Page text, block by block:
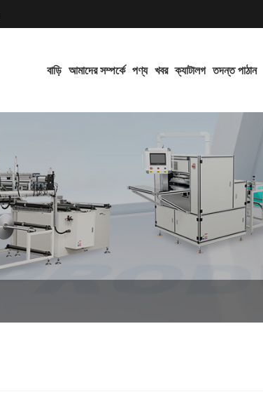
বাড়ি আমাদের সম্পর্কে পণ্য খবর ক্যাটালগ তদন্ত পাঠান